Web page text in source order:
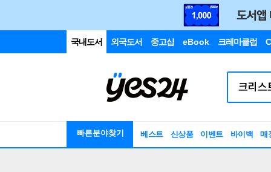
국내도서 외국도서 중고샵 eBook 크레마클럽
빠른분야찾기 베스트 신상품 이벤트 바이백 매